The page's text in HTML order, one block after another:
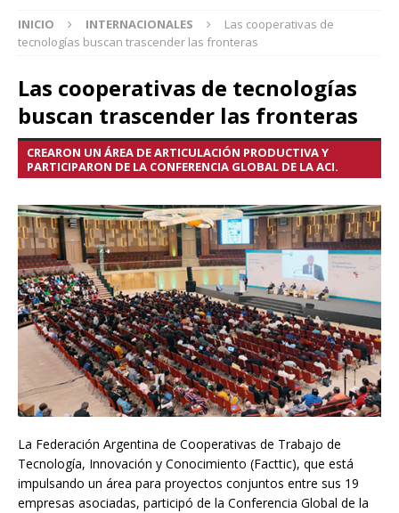
INICIO INTERNACIONALES
Las cooperativas de
tecnologías buscan trascender las fronteras
Las cooperativas de tecnologías
buscan trascender las fronteras
CREARON UN ÁREA DE ARTICULACIÓN PRODUCTIVA Y
PARTICIPARON DE LA CONFERENCIA GLOBAL DE LA ACI.
La Federación Argentina de Cooperativas de Trabajo de
Tecnología, Innovación y Conocimiento (Facttic), que está
impulsando un área para proyectos conjuntos entre sus 19
empresas asociadas, participó de la Conferencia Global de la